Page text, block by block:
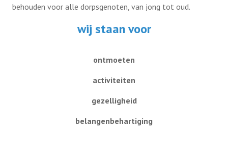
behouden voor alle dorpsgenoten, van jong tot oud.
wij staan voor
ontmoeten
activiteiten
gezelligheid
belangenbehartiging